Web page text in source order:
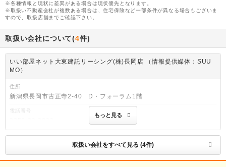
※各種情報と現状に差異がある場合は現状優先となります。
※取扱い不動産会社が複数ある場合は、住宅保険など一部条件が異なる場合もございま
すので、取扱店舗までご確認下さい。
取扱い会社について(4件)
いい部屋ネット大東建託リーシング(株)長岡店 （情報提供媒体：SUU
MO）
住所
新潟県長岡市古正寺2-40 D・フォーラム1階
電話番号
免許番号
国土交通大臣(2)第9120号
取引態様
もっと見る
取扱い会社をすべて見る (4件)